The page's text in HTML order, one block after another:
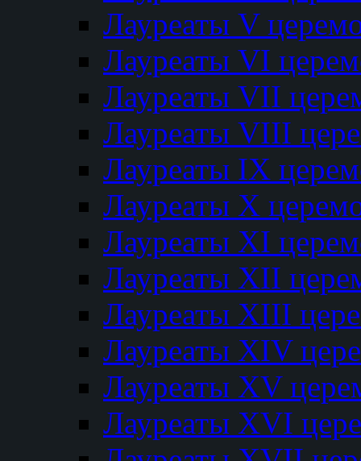
Лауреаты V
Лауреаты VI
Лауреаты VII
Лауреаты VIII
Лауреаты IX
Лауреаты Х
Лауреаты XI
Лауреаты XII
Лауреаты XIII
Лауреаты XIV
Лауреаты XV
Лауреаты XVI